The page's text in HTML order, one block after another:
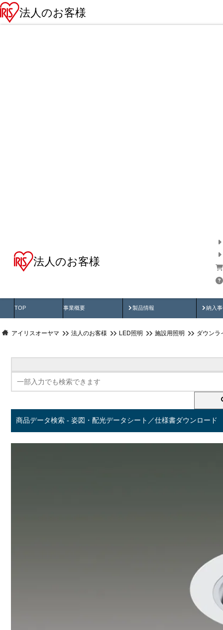
法人のお客様
法人のお客様
TOP 事業概要 製品情報
製品動画 納入
納
アイリスオーヤマ 法人のお客様 LED照明 施設用照明 ダウンラ
商品データ検索 - 姿図・配光データシート／仕様書ダウンロード